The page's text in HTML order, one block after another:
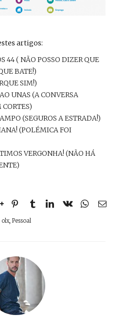
artigos:
44 ( NÃO POSSO DIZER QUE
BATE!)
SIM!)
UNAS (A CONVERSA
(SEGUROS A ESTRADA!)
(POLÉMICA FOI
VERGONHA! (NÃO HÁ
olx, Pessoal